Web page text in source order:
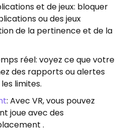
et de jeux: bloquer
ou des jeux
de la pertinence et de la
réel: voyez ce que votre
des rapports ou alertes
limites.
: Avec VR, vous pouvez
joue avec des
.